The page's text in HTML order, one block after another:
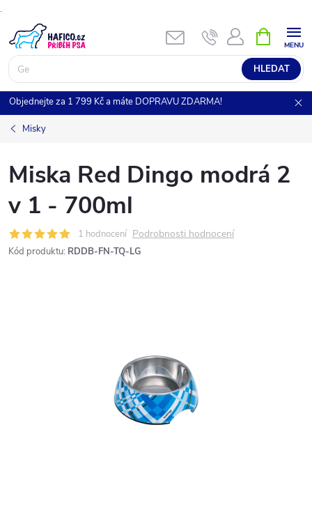
.
na
obsah
HLEDAT
NÁKUPNÍ
KOŠÍK
Objednejte za 1 799 Kč a máte DOPRAVU ZDARMA!
Misky
Miska Red Dingo modrá 2
v 1 - 700ml
1 hodnocení Podrobnosti hodnocení
Kód produktu: RDDB-FN-TQ-LG